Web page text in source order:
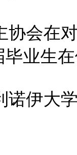
会在对
毕业生
伊大学